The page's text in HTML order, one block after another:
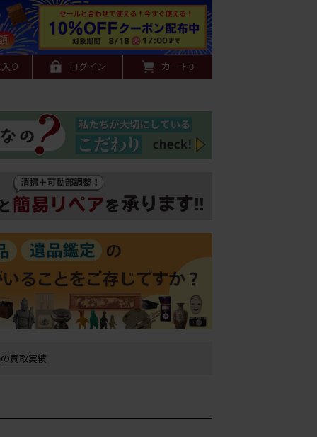
り ログイン カート0
買取実績